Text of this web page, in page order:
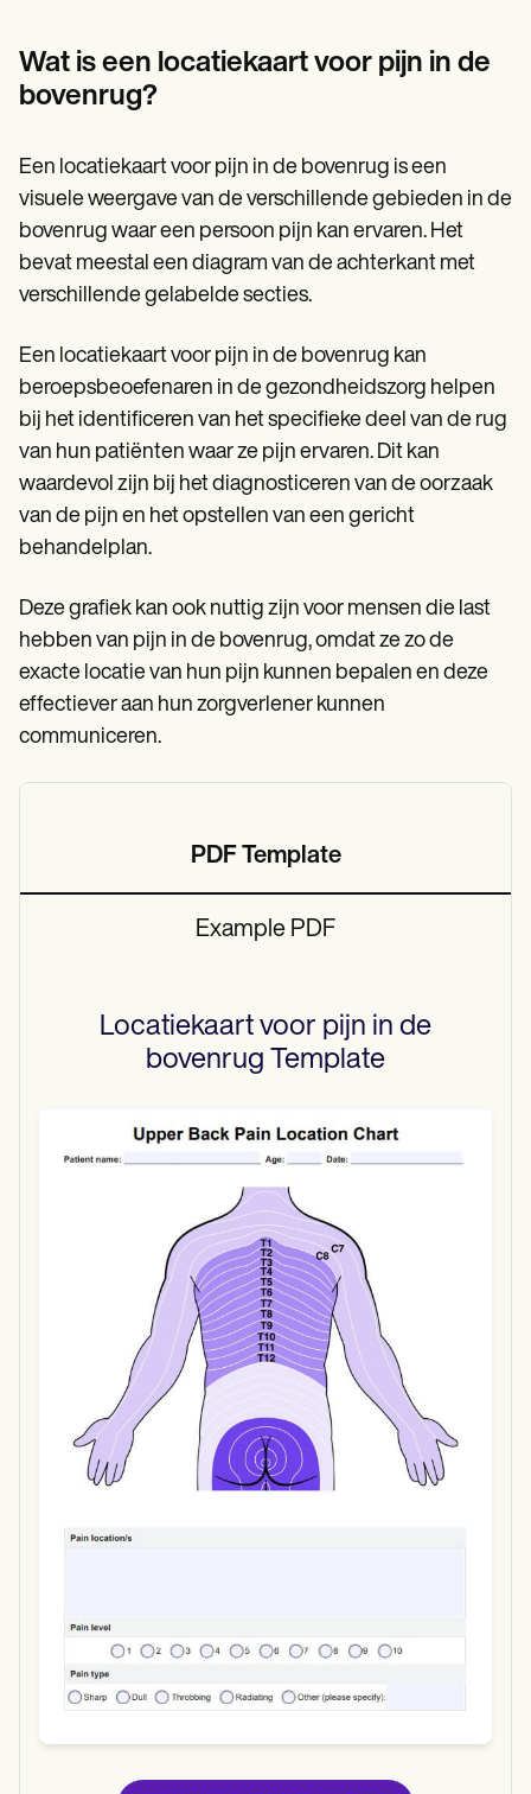
Demos
Training Hub
Webinars
Pricing
Why Carepatron?
Get started
Wat is een locatiekaart voor pijn in de
bovenrug?
Een locatiekaart voor pijn in de bovenrug is een
visuele weergave van de verschillende gebieden in de
bovenrug waar een persoon pijn kan ervaren. Het
bevat meestal een diagram van de achterkant met
verschillende gelabelde secties.
Een locatiekaart voor pijn in de bovenrug kan
beroepsbeoefenaren in de gezondheidszorg helpen
bij het identificeren van het specifieke deel van de rug
van hun patiënten waar ze pijn ervaren. Dit kan
waardevol zijn bij het diagnosticeren van de oorzaak
van de pijn en het opstellen van een gericht
behandelplan.
Deze grafiek kan ook nuttig zijn voor mensen die last
hebben van pijn in de bovenrug, omdat ze zo de
exacte locatie van hun pijn kunnen bepalen en deze
effectiever aan hun zorgverlener kunnen
communiceren.
PDF Template
Example PDF
Locatiekaart voor pijn in de
bovenrug Template
Use Template
Download